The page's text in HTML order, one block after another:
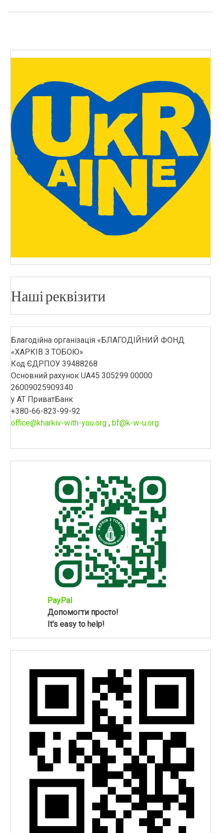
Наші реквізити
Благодійна організація «БЛАГОДІЙНИЙ ФОНД
«ХАРКІВ З ТОБОЮ»
Код ЄДРПОУ 39488268
Основний рахунок UA45 305299 00000
26009025909340
у АТ ПриватБанк
+380-66-823-99-92
office@kharkiv-with-you.org, bf@k-w-u.org
PayPal
Допомогти просто!
It's easy to help!